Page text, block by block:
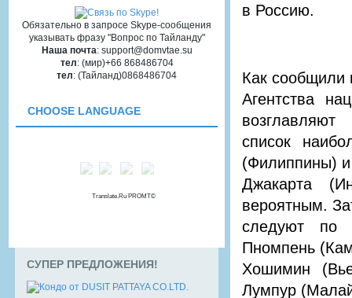
в Россию.
Как сообщили
Агентства
возглавляют
список
(Филиппины) и
Джакарта
вероятным.
следуют по
Пномпень
Хошимин
Лумпур
Обязательно в запросе Skype-сообщения
указывать фразу "Вопрос по Тайланду"
Наша почта: support@domvtae.su
тел: (мир)+66 868486704
тел: (Тайланд)0868486704
СHOOSE LANGUAGE
Translate.Ru PROMT©
СУПЕР ПРЕДЛОЖЕНИЯ!